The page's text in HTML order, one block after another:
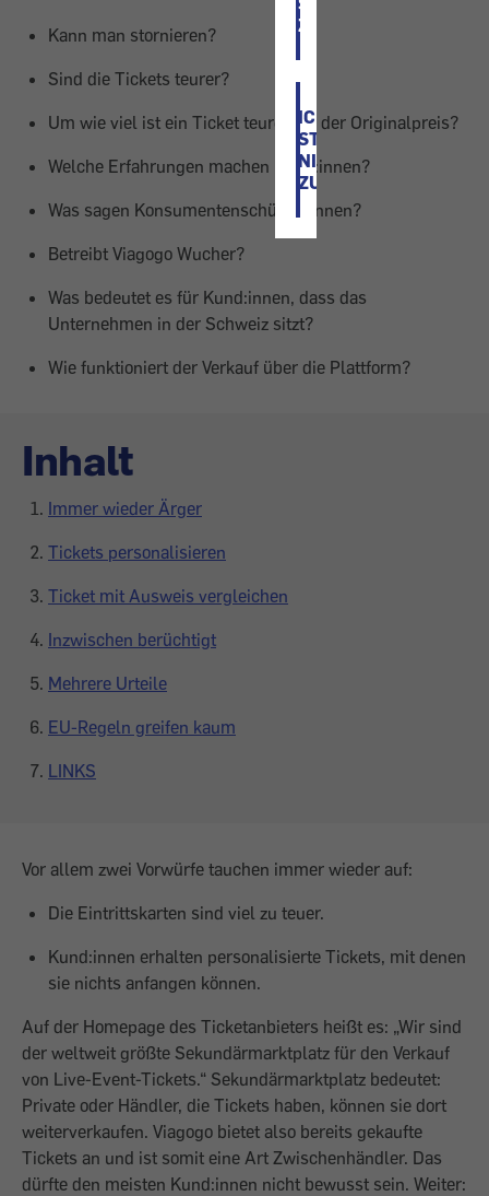
ZU
ICH
STIMME
NICHT
ZU
Kann man stornieren?
Sind die Tickets teurer?
Um wie viel ist ein Ticket teurer als der Originalpreis?
Welche Erfahrungen machen Kund:innen?
Was sagen Konsumentenschützer:innen?
Betreibt Viagogo Wucher?
Was bedeutet es für Kund:innen, dass das
Unternehmen in der Schweiz sitzt?
Wie funktioniert der Verkauf über die Plattform?
Inhalt
Immer wieder Ärger
Tickets personalisieren
Ticket mit Ausweis vergleichen
Inzwischen berüchtigt
Mehrere Urteile
EU-Regeln greifen kaum
LINKS
Vor allem zwei Vorwürfe tauchen immer wieder auf:
Die Eintrittskarten sind viel zu teuer.
Kund:innen erhalten personalisierte Tickets, mit denen
sie nichts anfangen können.
Auf der Homepage des Ticketanbieters heißt es: „Wir sind
der weltweit größte Sekundärmarktplatz für den Verkauf
von Live-Event-Tickets.“ Sekundärmarktplatz bedeutet:
Private oder Händler, die Tickets haben, können sie dort
weiterverkaufen. Viagogo bietet also bereits gekaufte
Tickets an und ist somit eine Art Zwischenhändler. Das
dürfte den meisten Kund:innen nicht bewusst sein. Weiter: